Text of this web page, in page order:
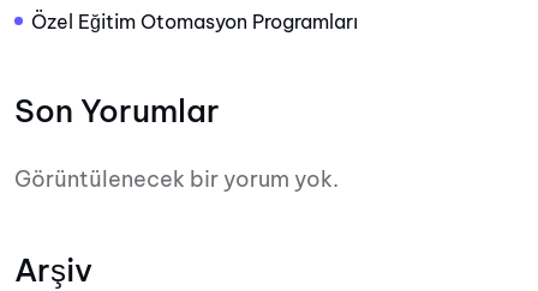
Özel Eğitim Otomasyon Programları
Son Yorumlar
Görüntülenecek bir yorum yok.
Arşiv